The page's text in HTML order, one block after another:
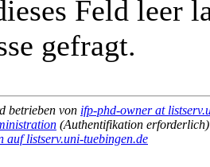
Feld leer
gefragt.
betrieben von ifp-phd-owner at
(Authentifikation erforderlich)
listserv.uni-tuebingen.de